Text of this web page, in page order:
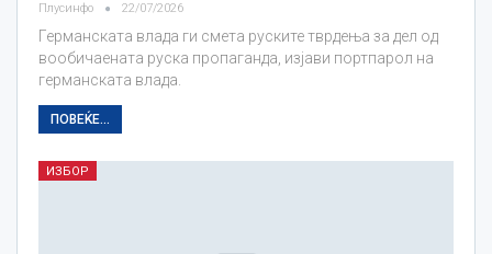
Плусинфо 22/07/2026
Германската влада ги смета руските тврдења за дел од
вообичаената руска пропаганда, изјави портпарол на
германската влада.
ПОВЕЌЕ...
ИЗБОР